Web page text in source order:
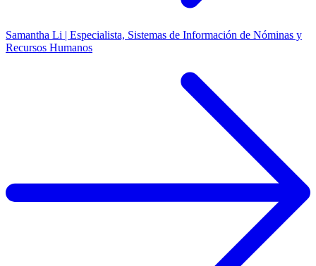
Samantha Li | Especialista, Sistemas de Información de Nóminas y
Recursos Humanos